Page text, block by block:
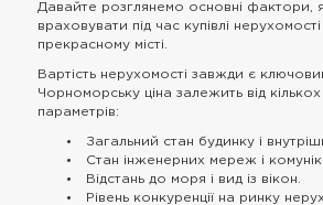
Давайте розглянемо основні фактори,
враховувати під час купівлі
прекрасному місті.
Вартість нерухомості завжди є
Чорноморську ціна залежить від
параметрів:
Загальний стан будинку і
Стан інженерних мереж і
Відстань до моря і вид із вікон.
Рівень конкуренції на ринку